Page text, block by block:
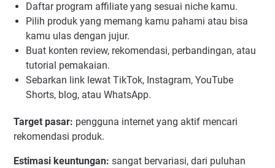
Daftar program affiliate yang sesuai niche kamu.
Pilih produk yang memang kamu pahami atau bisa
kamu ulas dengan jujur.
Buat konten review, rekomendasi, perbandingan, atau
tutorial pemakaian.
Sebarkan link lewat TikTok, Instagram, YouTube
Shorts, blog, atau WhatsApp.
Target pasar: pengguna internet yang aktif mencari
rekomendasi produk.
Estimasi keuntungan: sangat bervariasi, dari puluhan